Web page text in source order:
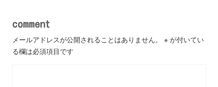
comment
メールアドレスが公開されることはありません。 ※ が付いてい
る欄は必須項目です